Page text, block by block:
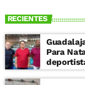
RECIENTES
Para